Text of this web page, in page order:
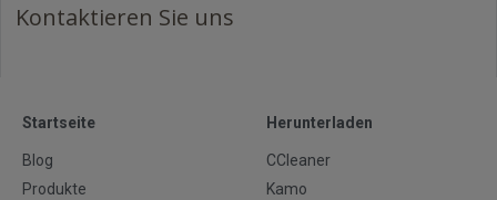
Kontaktieren Sie uns
Startseite
Blog
Produkte
Herunterladen
CCleaner
Kamo